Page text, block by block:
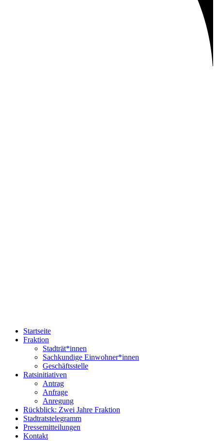
Startseite
Fraktion
Stadträt*innen
Sachkundige Einwohner*innen
Geschäftsstelle
Ratsinitiativen
Antrag
Anfrage
Anregung
Rückblick: Zwei Jahre Fraktion
Stadtratstelegramm
Pressemitteilungen
Kontakt